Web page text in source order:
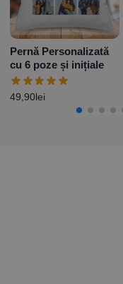
Pernă Personalizată
cu 6 poze și inițiale
49,90lei